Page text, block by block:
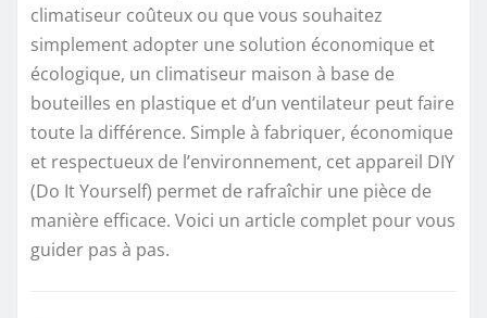
climatiseur coûteux ou que vous souhaitez
simplement adopter une solution économique et
écologique, un climatiseur maison à base de
bouteilles en plastique et d’un ventilateur peut faire
toute la différence. Simple à fabriquer, économique
et respectueux de l’environnement, cet appareil DIY
(Do It Yourself) permet de rafraîchir une pièce de
manière efficace. Voici un article complet pour vous
guider pas à pas.